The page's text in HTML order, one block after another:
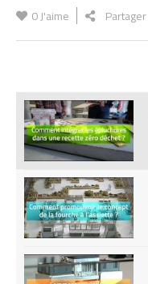
0J'aime Partager